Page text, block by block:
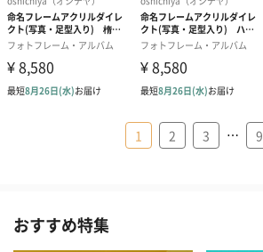
1 2 3 … 9
おすすめ特集